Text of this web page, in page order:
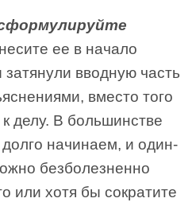
ее в начало
вводную часть
вместо того
делу. В большинстве
начинаем, и один-
безболезненно
или хотя бы сократите